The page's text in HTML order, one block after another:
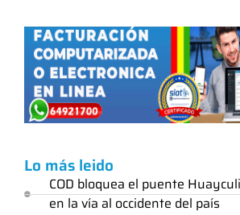
Lo más leido
COD bloquea el puente
en la vía al occidente del país